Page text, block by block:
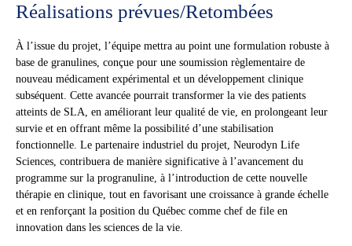
Réalisations prévues/Retombées
À l’issue du projet, l’équipe mettra au point une formulation robuste à
base de granulines, conçue pour une soumission règlementaire de
nouveau médicament expérimental et un développement clinique
subséquent. Cette avancée pourrait transformer la vie des patients
atteints de SLA, en améliorant leur qualité de vie, en prolongeant leur
survie et en offrant même la possibilité d’une stabilisation
fonctionnelle. Le partenaire industriel du projet, Neurodyn Life
Sciences, contribuera de manière significative à l’avancement du
programme sur la progranuline, à l’introduction de cette nouvelle
thérapie en clinique, tout en favorisant une croissance à grande échelle
et en renforçant la position du Québec comme chef de file en
innovation dans les sciences de la vie.